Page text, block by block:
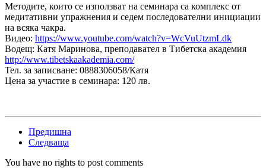
Методите, които се използват на семинара са комплекс от
медитативни упражнения и седем последователни инициации
на всяка чакра.
Видео: https://www.youtube.com/watch?v=WcVuUtzmLdk
Водещ: Катя Маринова, преподавател в Тибетска академия
http://www.tibetskaakademia.com/
Тел. за записване: 0888306058/Катя
Цена за участие в семинара: 120 лв.
Предишна
Следваща
You have no rights to post comments